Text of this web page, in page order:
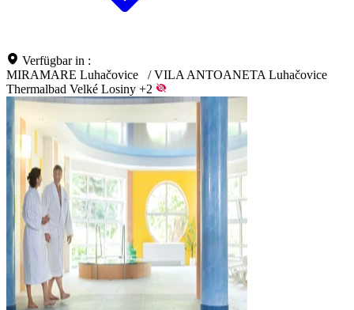
Verfügbar in :
MIRAMARE Luhačovice
/ VILA ANTOANETA Luhačovice
Thermalbad Velké Losiny +2